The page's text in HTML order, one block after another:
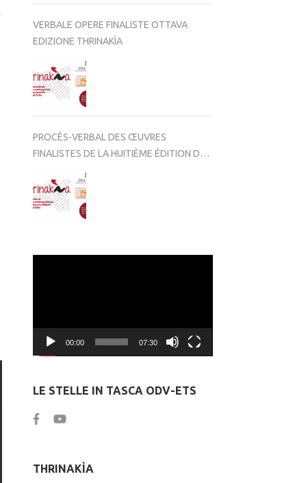
VERBALE OPERE FINALISTE OTTAVA
EDIZIONE THRINAKÌA
PROCÈS-VERBAL DES ŒUVRES
FINALISTES DE LA HUITIÈME ÉDITION DE
00:00 07:30
LE STELLE IN TASCA ODV-ETS
THRINAKÌA